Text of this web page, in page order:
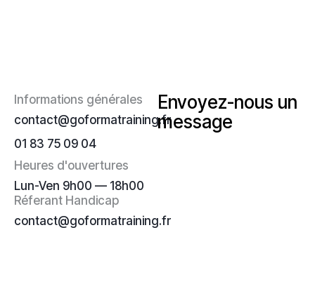
Informations générales
contact@goformatraining.fr
01 83 75 09 04
Heures d'ouvertures
Lun-Ven 9h00 — 18h00
Réferant Handicap
contact@goformatraining.fr
Envoyez-nous un
message